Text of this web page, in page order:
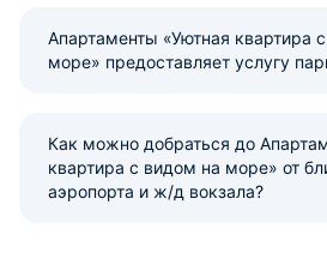
Апартаменты «Уютная квартира
море» предоставляет услугу
Как можно добраться до
квартира с видом на море» от
аэропорта и ж/д вокзала?